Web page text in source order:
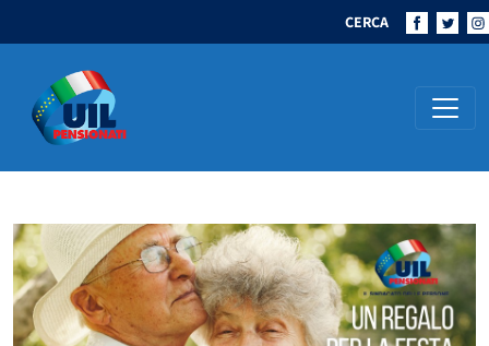
CERCA
Navigazione principale